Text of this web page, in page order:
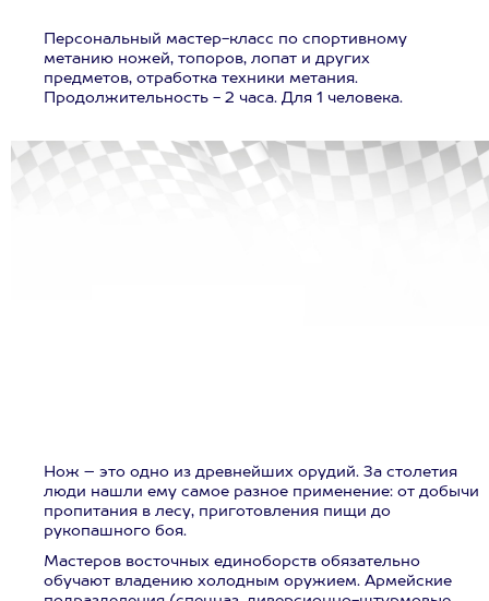
Персональный мастер-класс по спортивному
метанию ножей, топоров, лопат и других
предметов, отработка техники метания.
Продолжительность - 2 часа. Для 1 человека.
Нож – это одно из древнейших орудий. За столетия
люди нашли ему самое разное применение: от добычи
пропитания в лесу, приготовления пищи до
рукопашного боя.
Мастеров восточных единоборств обязательно
обучают владению холодным оружием. Армейские